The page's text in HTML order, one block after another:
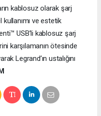
kablosuz olarak şarj
ve estetik
USB’li kablosuz şarj
karşılamanın ötesinde
Legrand’ın ustalığını